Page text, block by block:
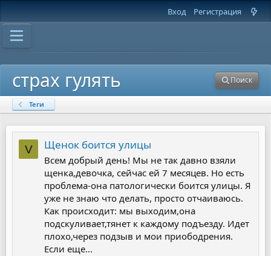
Вход Регистрация
страх гулять Поиск
Теги
V Щенок боится улицы
Всем добрый день! Мы не так давно взяли
щенка,девочка, сейчас ей 7 месяцев. Но есть
проблема-она патологически боится улицы. Я
уже не знаю что делать, просто отчаиваюсь.
Как происходит: мы выходим,она
подскуливает,тянет к каждому подъезду. Идет
плохо,через подзыв и мои приободрения.
Если еще...